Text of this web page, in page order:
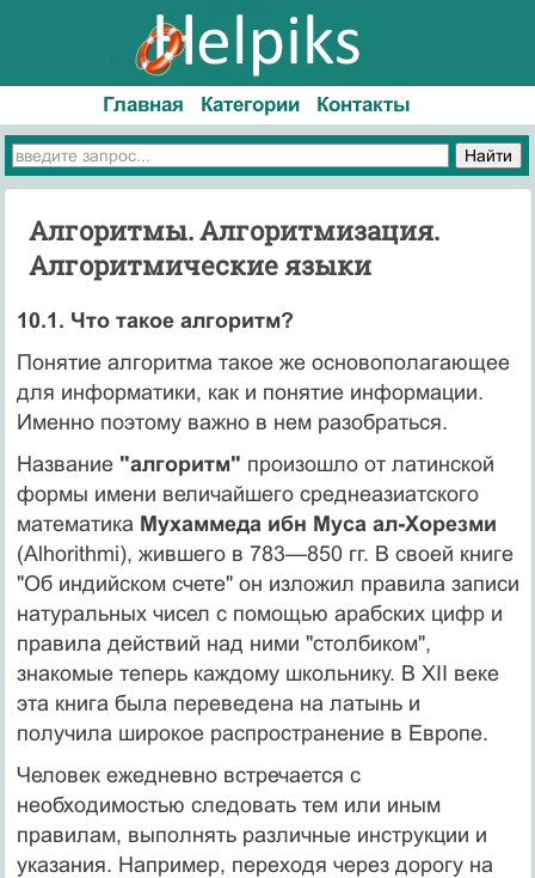
Главная Категории Контакты
Алгоритмы. Алгоритмизация.
Алгоритмические языки
10.1. Что такое алгоритм?
Понятие алгоритма такое же основополагающее
для информатики, как и понятие информации.
Именно поэтому важно в нем разобраться.
Название "алгоритм" произошло от латинской
формы имени величайшего среднеазиатского
математика Мухаммеда ибн Муса ал-Хорезми
(Alhorithmi), жившего в 783—850 гг. В своей книге
"Об индийском счете" он изложил правила записи
натуральных чисел с помощью арабских цифр и
правила действий над ними "столбиком",
знакомые теперь каждому школьнику. В XII веке
эта книга была переведена на латынь и
получила широкое распространение в Европе.
Человек ежедневно встречается с
необходимостью следовать тем или иным
правилам, выполнять различные инструкции и
указания. Например, переходя через дорогу на